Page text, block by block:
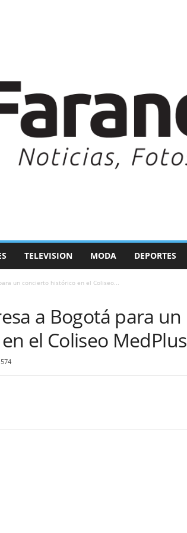
TELEVISION MODA DEPORTES
un concierto histórico en el Coliseo...
a Bogotá para un
el Coliseo MedPlus
574